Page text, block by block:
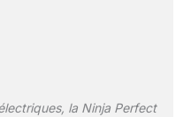
de 1,7 l, assez
7 tasses de thé ou
de l'eau
la Ninja Perfect